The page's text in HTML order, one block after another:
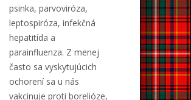
psinka, parvoviróza,
leptospiróza, infekčná
hepatitída a
parainfluenza. Z menej
často sa vyskytujúcich
ochorení sa u nás
vakcinuje proti borelióze,